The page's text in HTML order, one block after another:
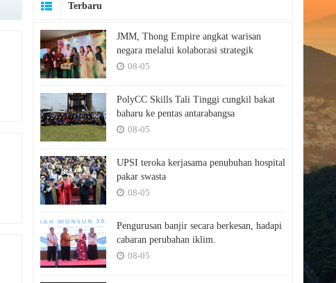
Terbaru
JMM, Thong Empire angkat warisan
negara melalui kolaborasi strategik
08-05
PolyCC Skills Tali Tinggi cungkil bakat
baharu ke pentas antarabangsa
08-05
UPSI teroka kerjasama penubuhan hospital
pakar swasta
08-05
Pengurusan banjir secara berkesan, hadapi
cabaran perubahan iklim.
08-05